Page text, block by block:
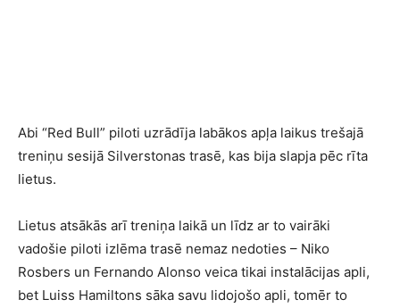
Abi “Red Bull” piloti uzrādīja labākos apļa laikus trešajā
treniņu sesijā Silverstonas trasē, kas bija slapja pēc rīta
lietus.
Lietus atsākās arī treniņa laikā un līdz ar to vairāki
vadošie piloti izlēma trasē nemaz nedoties – Niko
Rosbers un Fernando Alonso veica tikai instalācijas apli,
bet Luiss Hamiltons sāka savu lidojošo apli, tomēr to